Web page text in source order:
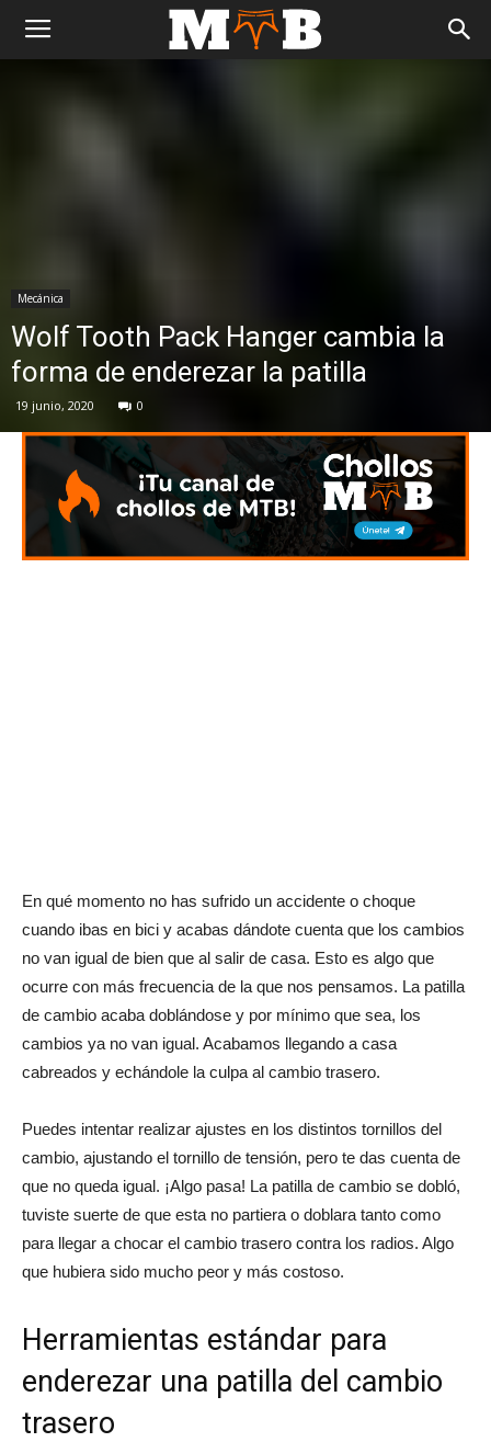
Mecánica
Wolf Tooth Pack Hanger cambia la
forma de enderezar la patilla
19 junio, 2020 0
En qué momento no has sufrido un accidente o choque
cuando ibas en bici y acabas dándote cuenta que los cambios
no van igual de bien que al salir de casa. Esto es algo que
ocurre con más frecuencia de la que nos pensamos. La patilla
de cambio acaba doblándose y por mínimo que sea, los
cambios ya no van igual. Acabamos llegando a casa
cabreados y echándole la culpa al cambio trasero.
Puedes intentar realizar ajustes en los distintos tornillos del
cambio, ajustando el tornillo de tensión, pero te das cuenta de
que no queda igual. ¡Algo pasa! La patilla de cambio se dobló,
tuviste suerte de que esta no partiera o doblara tanto como
para llegar a chocar el cambio trasero contra los radios. Algo
que hubiera sido mucho peor y más costoso.
Herramientas estándar para
enderezar una patilla del cambio
trasero